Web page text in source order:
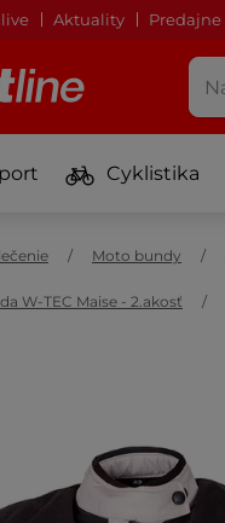
Aktuality Predajne
Cyklistika
Moto bundy
W-TEC Maise - 2.akosť